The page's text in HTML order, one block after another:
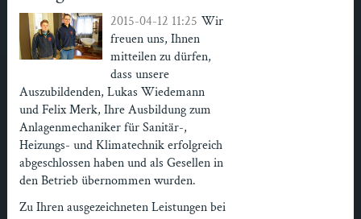
2015-04-12 11:25 Wir
freuen uns, Ihnen
mitteilen zu dürfen,
dass unsere
Auszubildenden, Lukas Wiedemann
und Felix Merk, Ihre Ausbildung zum
Anlagenmechaniker für Sanitär-,
Heizungs- und Klimatechnik erfolgreich
abgeschlossen haben und als Gesellen in
den Betrieb übernommen wurden.
Zu Ihren ausgezeichneten Leistungen bei